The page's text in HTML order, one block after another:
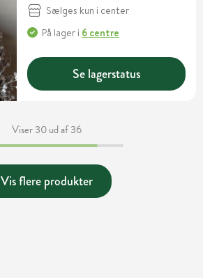
Sælges kun i center
På lager i 6 centre
Se lagerstatus
Viser 30 ud af 36
Vis flere produkter